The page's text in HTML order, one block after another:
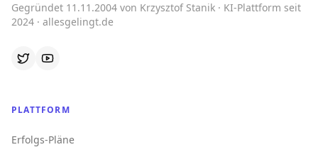
Gegründet 11.11.2004 von Krzysztof Stanik · KI-Plattform seit
2024 · allesgelingt.de
PLATTFORM
Erfolgs-Pläne